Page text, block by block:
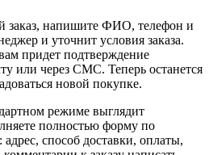
заказ, напишите ФИО, телефон и
и уточнит условия заказа.
придет подтверждение
или через СМС. Теперь останется
новой покупке.
режиме выглядит
полностью форму по
способ доставки, оплаты,